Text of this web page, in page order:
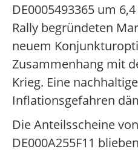
DE0005493365 um
Rally begründeten
neuem
Zusammenhang mit
Krieg. Eine
Inflationsgefahren
Die Anteilsscheine
DE000A255F11